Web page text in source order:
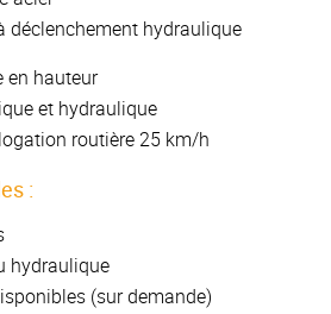
déclenchement hydraulique
en hauteur
et hydraulique
routière 25 km/h
:
hydraulique
(sur demande)